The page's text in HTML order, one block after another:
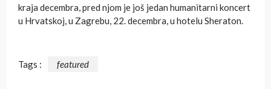
kraja decembra, pred njom je još jedan humanitarni koncert
u Hrvatskoj, u Zagrebu, 22. decembra, u hotelu Sheraton.
Tags : featured